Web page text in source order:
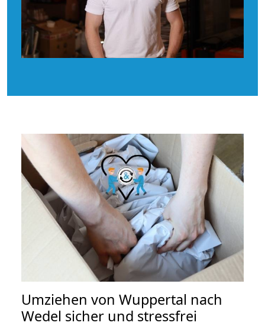
Umziehen von Wuppertal nach
Wedel sicher und stressfrei